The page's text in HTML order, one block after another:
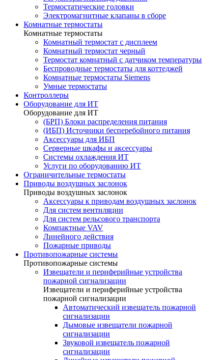
Термостатические головки
Электромагнитные клапаны в сборе
Комнатные термостаты
Комнатные термостаты
Комнатный термостат с дисплеем
Комнатный термостат черный
Термостат комнатный с датчиком температуры
Беспроводные термостаты для коттеджей
Комнатные термостаты Siemens
Умные термостаты
Контроллеры
Оборудование для ИТ
Оборудование для ИТ
(БРП) Блоки распределения питания
(ИБП) Источники бесперебойного питания
Аксессуары для ИБП
Серверные шкафы и аксессуары
Системы охлаждения ИТ
Услуги по оборудованию ИТ
Ограничительные термостаты
Приводы воздушных заслонок
Приводы воздушных заслонок
Аксессуары к приводам воздушных заслонок
Для систем вентиляции
Для систем рельсового транспорта
Компактные VAV
Линейного действия
Пожарные приводы
Противопожарные системы
Противопожарные системы
Извещатели и периферийные устройства
пожарной сигнализации
Извещатели и периферийные устройства
пожарной сигнализации
Автоматический извещатель пожарной
сигнализации
Дымовые извещатели пожарной
сигнализации
Звуковой извещатель пожарной
сигнализации